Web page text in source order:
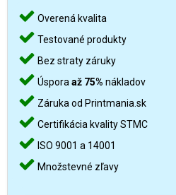
Overená kvalita
Testované produkty
Bez straty záruky
Úspora až 75% nákladov
Záruka od Printmania.sk
Certifikácia kvality STMC
ISO 9001 a 14001
Množstevné zľavy